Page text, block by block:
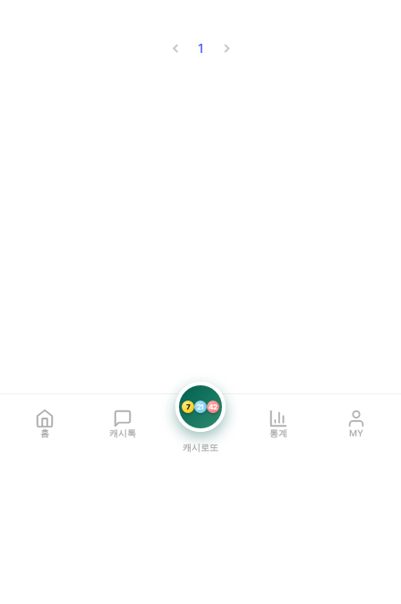
1
홈 캐시톡
7 21 42
캐시로또
통계 MY